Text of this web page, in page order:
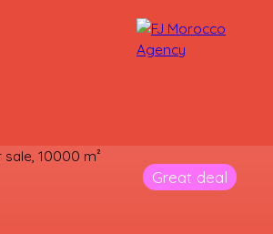
WHY CHOOSE US?
Great deal